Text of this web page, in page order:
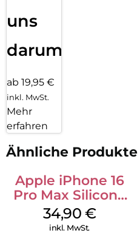
uns
darum!
ab 19,95 €
inkl. MwSt.
Mehr
erfahren
Ähnliche Produkte
Apple iPhone 16
Pro Max Silicone
Case MagSafe
Denim
34,90 €
inkl. MwSt.